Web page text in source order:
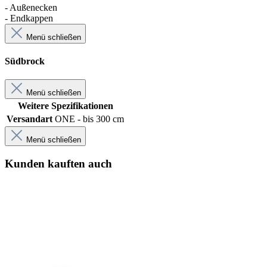
- Außenecken
- Endkappen
Menü schließen
Südbrock
Menü schließen
Weitere Spezifikationen
Versandart ONE - bis 300 cm
Menü schließen
Kunden kauften auch